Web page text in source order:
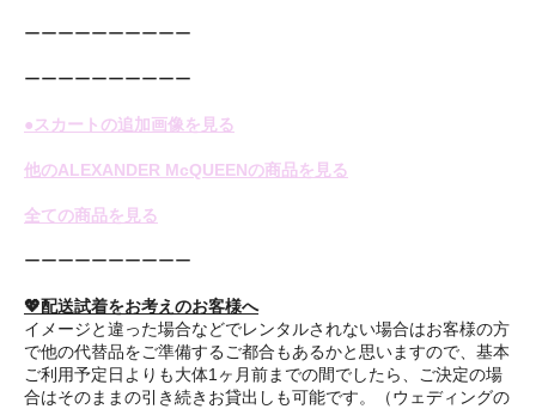
ーーーーーーーーーー
ーーーーーーーーーー
●スカートの追加画像を見る
他のALEXANDER McQUEENの商品を見る
全ての商品を見る
ーーーーーーーーーー
💖配送試着をお考えのお客様へ
イメージと違った場合などでレンタルされない場合はお客様の方
で他の代替品をご準備するご都合もあるかと思いますので、基本
ご利用予定日よりも大体1ヶ月前までの間でしたら、ご決定の場
合はそのままの引き続きお貸出しも可能です。（ウェディングの